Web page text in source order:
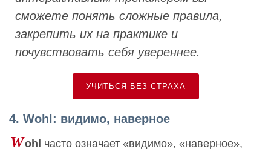
сможете понять сложные правила,
закрепить их на практике и
почувствовать себя увереннее.
УЧИТЬСЯ БЕЗ СТРАХА
4. Wohl: видимо, наверное
Wohl часто означает «видимо», «наверное»,